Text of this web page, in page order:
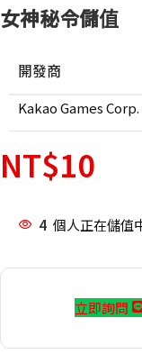
女神秘令儲值
開發商
Kakao Games Corp.
NT$10
4 個人正在儲值
立即詢問